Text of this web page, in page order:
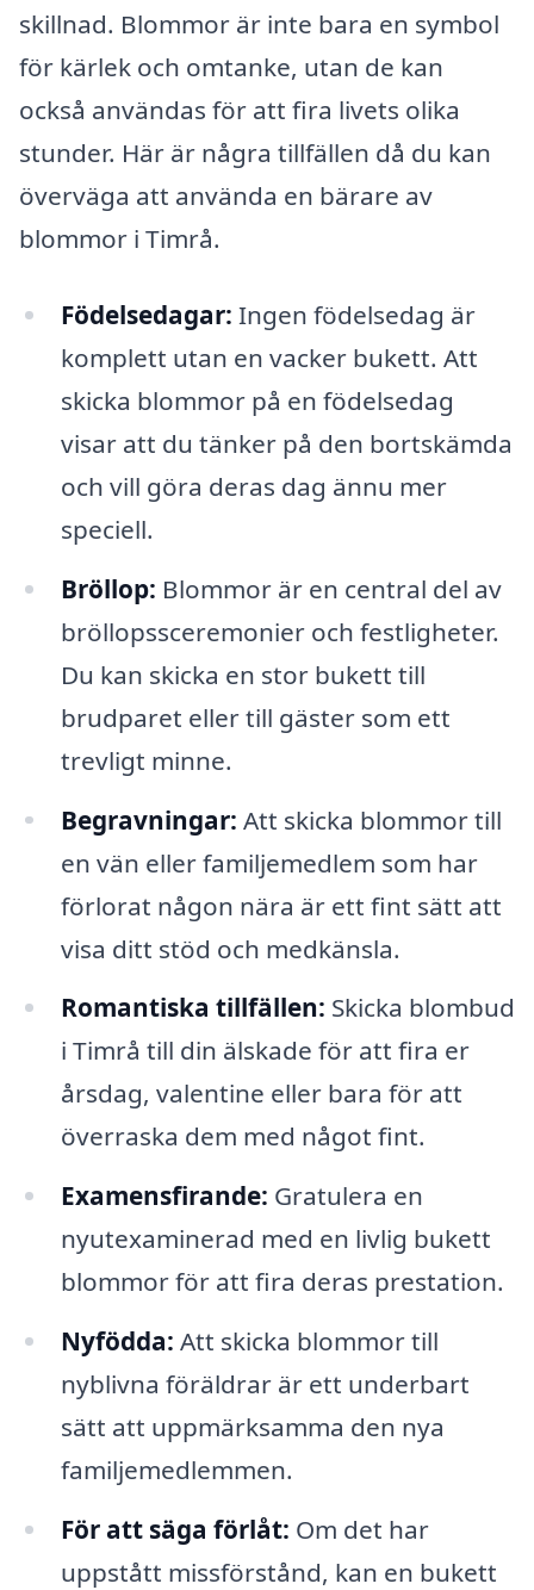
skillnad. Blommor är inte bara en symbol
för kärlek och omtanke, utan de kan
också användas för att fira livets olika
stunder. Här är några tillfällen då du kan
överväga att använda en bärare av
blommor i Timrå.
Födelsedagar: Ingen födelsedag är
komplett utan en vacker bukett. Att
skicka blommor på en födelsedag
visar att du tänker på den bortskämda
och vill göra deras dag ännu mer
speciell.
Bröllop: Blommor är en central del av
bröllopssceremonier och festligheter.
Du kan skicka en stor bukett till
brudparet eller till gäster som ett
trevligt minne.
Begravningar: Att skicka blommor till
en vän eller familjemedlem som har
förlorat någon nära är ett fint sätt att
visa ditt stöd och medkänsla.
Romantiska tillfällen: Skicka blombud
i Timrå till din älskade för att fira er
årsdag, valentine eller bara för att
överraska dem med något fint.
Examensfirande: Gratulera en
nyutexaminerad med en livlig bukett
blommor för att fira deras prestation.
Nyfödda: Att skicka blommor till
nyblivna föräldrar är ett underbart
sätt att uppmärksamma den nya
familjemedlemmen.
För att säga förlåt: Om det har
uppstått missförstånd, kan en bukett